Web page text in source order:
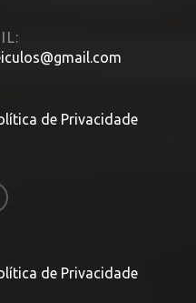
de Privacidade
de Privacidade